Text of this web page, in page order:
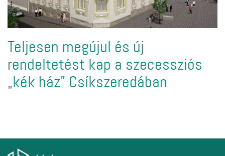
Teljesen megújul és új
rendeltetést kap a szecessziós
„kék ház” Csíkszeredában